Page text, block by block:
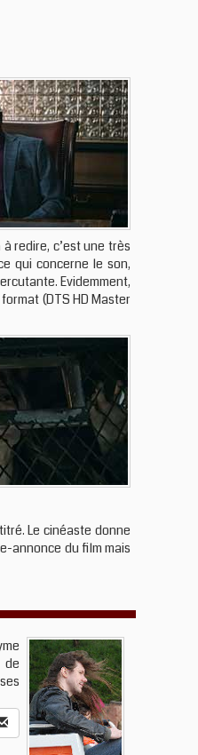
redire, c’est une très
qui concerne le son,
Evidemment,
(DTS HD Master
Le cinéaste donne
annonce du film mais
de